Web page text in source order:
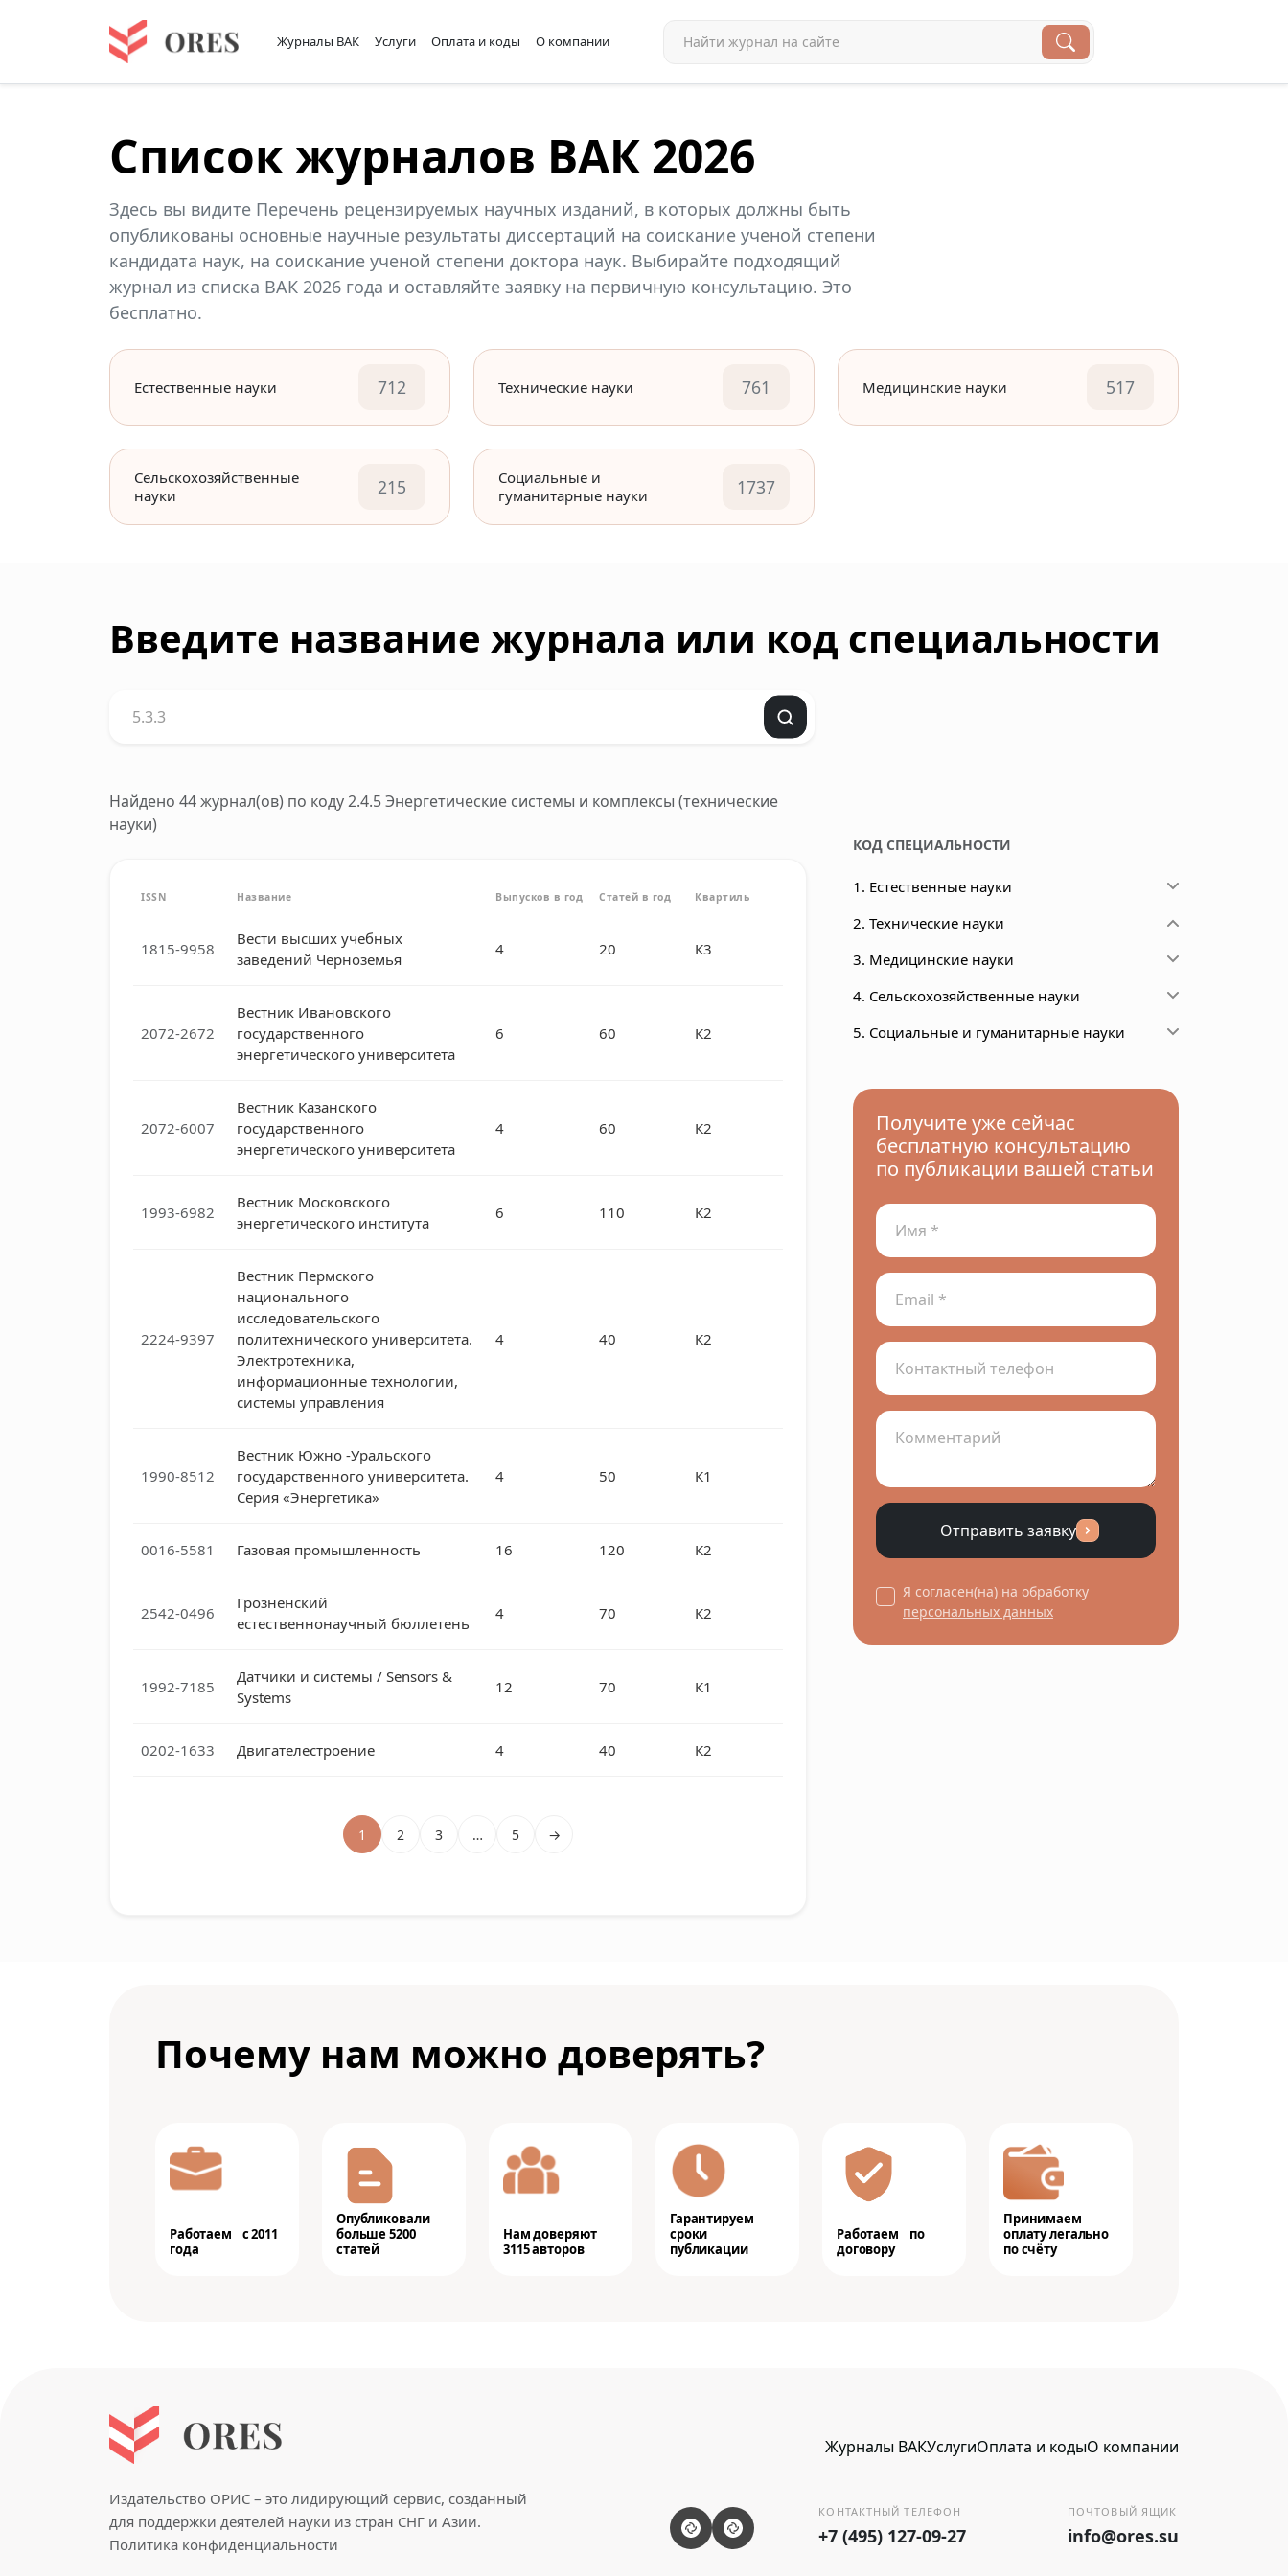
Журналы ВАК Услуги Оплата и коды О компании
Список журналов ВАК 2026
Здесь вы видите Перечень рецензируемых научных изданий, в которых должны быть
опубликованы основные научные результаты диссертаций на соискание ученой степени
кандидата наук, на соискание ученой степени доктора наук. Выбирайте подходящий
журнал из списка ВАК 2026 года и оставляйте заявку на первичную консультацию. Это
бесплатно.
Естественные науки 712 Технические науки 761 Медицинские науки 517
Сельскохозяйственные
науки
215
Социальные и
гуманитарные науки
1737
Введите название журнала или код специальности
Найдено 44 журнал(ов) по коду 2.4.5 Энергетические системы и комплексы (технические
науки)
ISSN Название Выпусков в год Статей в год Квартиль
1815-9958
Вести высших учебных
заведений Черноземья
4 20 К3
2072-2672
Вестник Ивановского
государственного
энергетического университета
6 60 К2
2072-6007
Вестник Казанского
государственного
энергетического университета
4 60 К2
1993-6982
Вестник Московского
энергетического института
6 110 К2
2224-9397
Вестник Пермского
национального
исследовательского
политехнического университета.
Электротехника,
информационные технологии,
системы управления
4 40 К2
1990-8512
Вестник Южно -Уральского
государственного университета.
Серия «Энергетика»
4 50 К1
0016-5581 Газовая промышленность 16 120 К2
2542-0496
Грозненский
естественнонаучный бюллетень
4 70 К2
1992-7185
Датчики и системы / Sensors &
Systems
12 70 К1
0202-1633 Двигателестроение 4 40 К2
1 2 3 … 5 →
КОД СПЕЦИАЛЬНОСТИ
1. Естественные науки
2. Технические науки
3. Медицинские науки
4. Сельскохозяйственные науки
5. Социальные и гуманитарные науки
Получите уже сейчас
бесплатную консультацию
по публикации вашей статьи
Отправить заявку
Я согласен(на) на обработку
персональных данных
Почему нам можно доверять?
Работаем с 2011
года
Опубликовали
больше 5200
статей
Нам доверяют
3115 авторов
Гарантируем
сроки
публикации
Работаем по
договору
Принимаем
оплату легально
по счёту
Издательство ОРИС – это лидирующий сервис, созданный
для поддержки деятелей науки из стран СНГ и Азии.
Политика конфиденциальности
Журналы ВАКУслугиОплата и кодыО компании
КОНТАКТНЫЙ ТЕЛЕФОН
+7 (495) 127-09-27
ПОЧТОВЫЙ ЯЩИК
info@ores.su